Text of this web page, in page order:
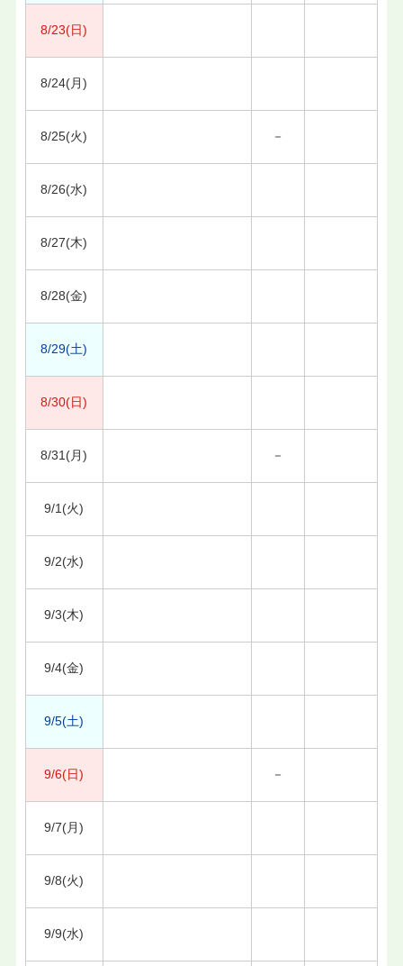
8/23(日)
8/24(月)
8/25(火) －
8/26(水)
8/27(木)
8/28(金)
8/29(土)
8/30(日)
8/31(月) －
9/1(火)
9/2(水)
9/3(木)
9/4(金)
9/5(土)
9/6(日) －
9/7(月)
9/8(火)
9/9(水)